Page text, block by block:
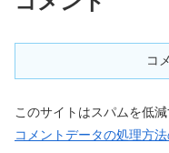
コ
このサイトはスパムを低
コメントデータの処理方